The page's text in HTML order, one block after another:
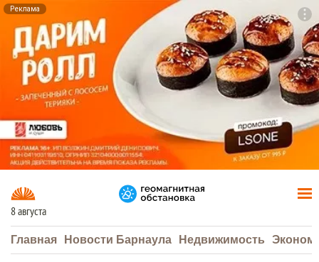
Реклама
8 августа
Главная Новости Барнаула Недвижимость